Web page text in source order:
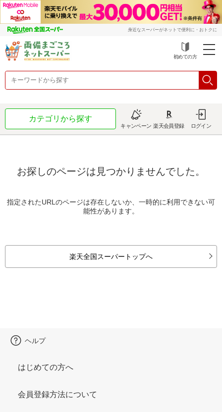
身近なスーパーがネットで便利に・おトクに
初めての方
カテゴリから探す
キャンペーン 楽天会員登録 ログイン
お探しのページは見つかりませんでした。
指定されたURLのページは存在しないか、一時的に利用できない可
能性があります。
楽天全国スーパートップへ
ヘルプ
はじめての方へ
会員登録方法について